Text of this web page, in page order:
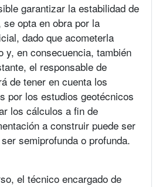
garantizar la estabilidad de
opta en obra por la
dado que acometerla
y, en consecuencia, también
el responsable de
de tener en cuenta los
por los estudios geotécnicos
los cálculos a fin de
a construir puede ser
semiprofunda o profunda.
el técnico encargado de